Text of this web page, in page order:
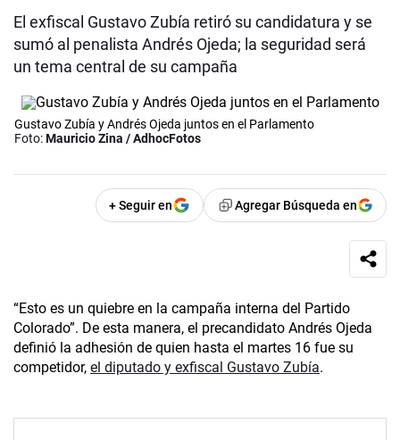
El exfiscal Gustavo Zubía retiró su candidatura y se
sumó al penalista Andrés Ojeda; la seguridad será
un tema central de su campaña
Gustavo Zubía y Andrés Ojeda juntos en el Parlamento
Foto:Mauricio Zina / AdhocFotos
+ Seguir en Agregar Búsqueda en
“Esto es un quiebre en la campaña interna del Partido
Colorado”. De esta manera, el precandidato Andrés Ojeda
definió la adhesión de quien hasta el martes 16 fue su
competidor, el diputado y exfiscal Gustavo Zubía.